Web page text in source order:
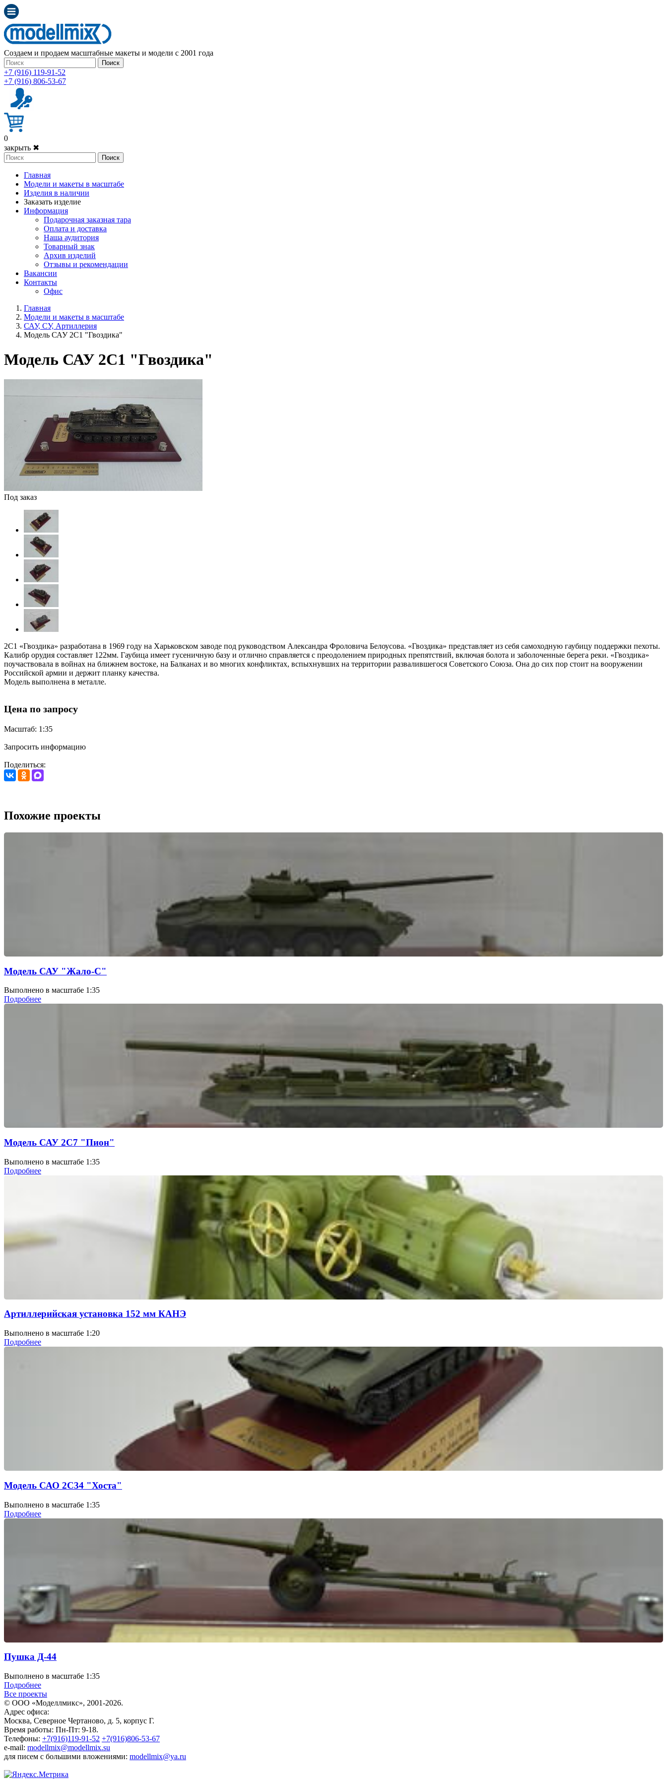
Создаем и продаем масштабные макеты и модели с 2001 года
Поиск
+7 (916) 119-91-52
+7 (916) 806-53-67
0
закрыть ✖
Поиск
Главная
Модели и макеты в масштабе
Изделия в наличии
Заказать изделие
Информация
Подарочная заказная тара
Оплата и доставка
Наша аудитория
Товарный знак
Архив изделий
Отзывы и рекомендации
Вакансии
Контакты
Офис
Главная
Модели и макеты в масштабе
САУ, СУ, Артиллерия
Модель САУ 2С1 "Гвоздика"
Модель САУ 2С1 "Гвоздика"
Под заказ
2С1 «Гвоздика» разработана в 1969 году на Харьковском заводе под руководством Александра Фроловича Белоусова. «Гвоздика» представляет из себя самоходную гаубицу поддержки пехоты.
Калибр орудия составляет 122мм. Гаубица имеет гусеничную базу и отлично справляется с преодолением природных препятствий, включая болота и заболоченные берега реки. «Гвоздика»
поучаствовала в войнах на ближнем востоке, на Балканах и во многих конфликтах, вспыхнувших на территории развалившегося Советского Союза. Она до сих пор стоит на вооружении
Российской армии и держит планку качества.
Модель выполнена в металле.
Цена по запросу
Масштаб: 1:35
Запросить информацию
Поделиться:
Похожие проекты
Модель САУ "Жало-С"
Выполнено в масштабе 1:35
Подробнее
Модель САУ 2С7 "Пион"
Выполнено в масштабе 1:35
Подробнее
Артиллерийская установка 152 мм КАНЭ
Выполнено в масштабе 1:20
Подробнее
Модель САО 2С34 "Хоста"
Выполнено в масштабе 1:35
Подробнее
Пушка Д-44
Выполнено в масштабе 1:35
Подробнее
Все проекты
© ООО «Моделлмикс», 2001-2026.
Адрес офиса:
Москва, Северное Чертаново, д. 5, корпус Г.
Время работы: Пн-Пт: 9-18.
Телефоны: +7(916)119-91-52 +7(916)806-53-67
e-mail: modellmix@modellmix.su
для писем с большими вложениями: modellmix@ya.ru